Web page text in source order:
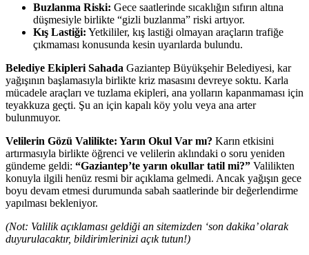
Buzlanma Riski: Gece saatlerinde sıcaklığın sıfırın altına
düşmesiyle birlikte “gizli buzlanma” riski artıyor.
Kış Lastiği: Yetkililer, kış lastiği olmayan araçların trafiğe
çıkmaması konusunda kesin uyarılarda bulundu.
Belediye Ekipleri Sahada Gaziantep Büyükşehir Belediyesi, kar
yağışının başlamasıyla birlikte kriz masasını devreye soktu. Karla
mücadele araçları ve tuzlama ekipleri, ana yolların kapanmaması için
teyakkuza geçti. Şu an için kapalı köy yolu veya ana arter
bulunmuyor.
Velilerin Gözü Valilikte: Yarın Okul Var mı? Karın etkisini
artırmasıyla birlikte öğrenci ve velilerin aklındaki o soru yeniden
gündeme geldi: “Gaziantep’te yarın okullar tatil mi?” Valilikten
konuyla ilgili henüz resmi bir açıklama gelmedi. Ancak yağışın gece
boyu devam etmesi durumunda sabah saatlerinde bir değerlendirme
yapılması bekleniyor.
(Not: Valilik açıklaması geldiği an sitemizden ‘son dakika’ olarak
duyurulacaktır, bildirimlerinizi açık tutun!)